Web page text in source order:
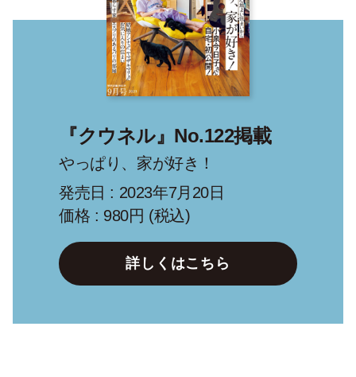
『クウネル』No.122掲載
やっぱり、家が好き！
発売日 : 2023年7月20日
価格 : 980円 (税込)
詳しくはこちら